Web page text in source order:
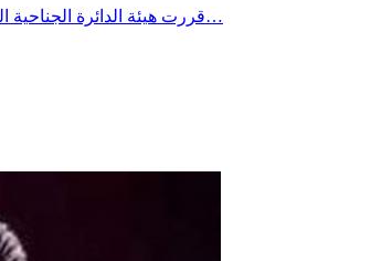
قررت هيئة الدائرة الجناحية الصيفية بمحكمة الاستئناف بتونس ظهر اليوم الثلاثاء قبول اعتراض وزير الفلاحة الأسبق والقيادي في حركة النهضة محمد بن سالم بخصوص قضية ديوانية حوكم…